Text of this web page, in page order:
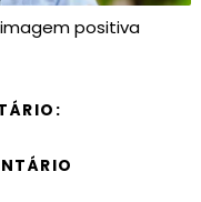
imagem positiva